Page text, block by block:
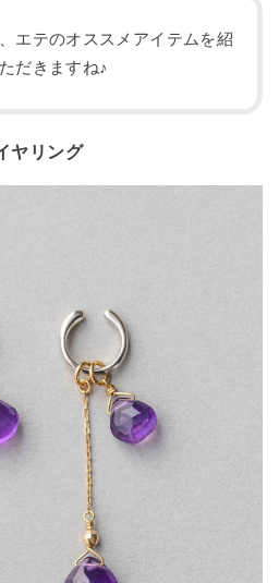
エテのオススメアイテムを紹
だきますね♪
ヤリング